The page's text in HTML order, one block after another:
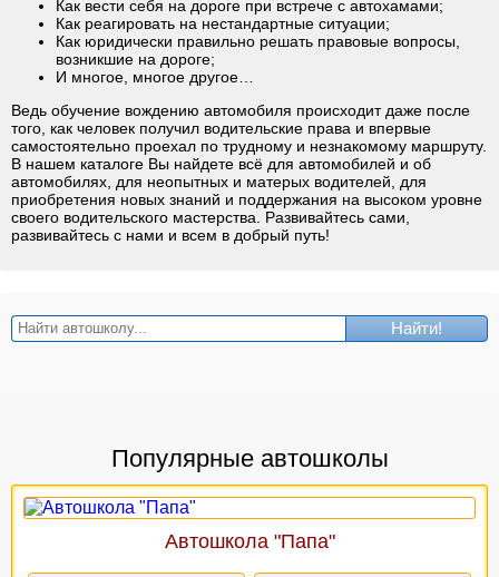
Как вести себя на дороге при встрече с автохамами;
Как реагировать на нестандартные ситуации;
Как юридически правильно решать правовые вопросы,
возникшие на дороге;
И многое, многое другое…
Ведь обучение вождению автомобиля происходит даже после
того, как человек получил водительские права и впервые
самостоятельно проехал по трудному и незнакомому маршруту.
В нашем каталоге Вы найдете всё для автомобилей и об
автомобилях, для неопытных и матерых водителей, для
приобретения новых знаний и поддержания на высоком уровне
своего водительского мастерства. Развивайтесь сами,
развивайтесь с нами и всем в добрый путь!
Найти!
Популярные автошколы
Автошкола "Папа"